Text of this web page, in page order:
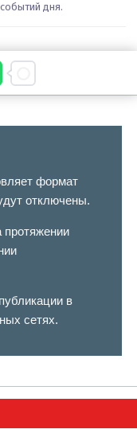
дня.
формат
отключены.
протяжении
в
сетях.